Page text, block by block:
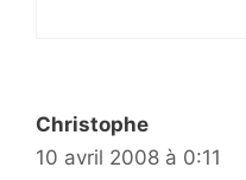
Christophe
10 avril 2008 à 0:11